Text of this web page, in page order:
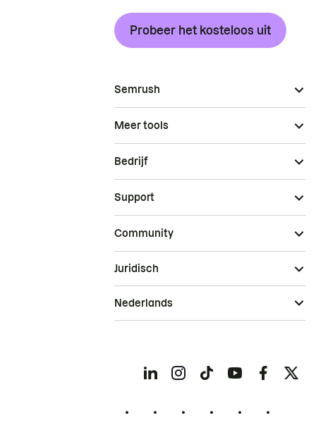
Probeer het kosteloos uit
Semrush
Meer tools
Bedrijf
Support
Community
Juridisch
Nederlands